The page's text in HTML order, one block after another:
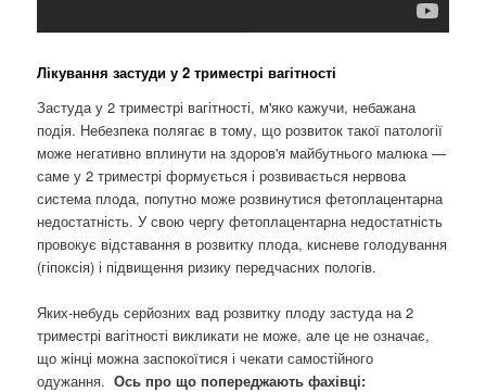
Лікування застуди у 2 триместрі вагітності
Застуда у 2 триместрі вагітності, м'яко кажучи, небажана
подія. Небезпека полягає в тому, що розвиток такої патології
може негативно вплинути на здоров'я майбутнього малюка —
саме у 2 триместрі формується і розвивається нервова
система плода, попутно може розвинутися фетоплацентарна
недостатність. У свою чергу фетоплацентарна недостатність
провокує відставання в розвитку плода, кисневе голодування
(гіпоксія) і підвищення ризику передчасних пологів.
Яких-небудь серйозних вад розвитку плоду застуда на 2
триместрі вагітності викликати не може, але це не означає,
що жінці можна заспокоїтися і чекати самостійного
одужання. Ось про що попереджають фахівці: